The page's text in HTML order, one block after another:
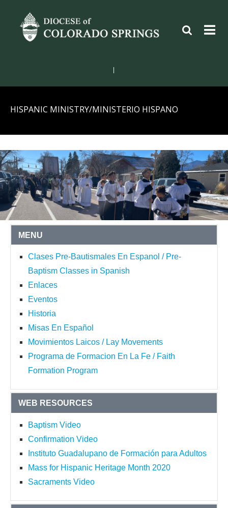
HISPANIC MINISTRY/MINISTERIO HISPANO
MENU
Clases Pre-Bautismales En Espanol / Pre-
Baptism Classes in Spanish
Enlaces
Eventos
Historia
Misas En Español
Movimientos Laicos / Lay Movements
Programa de Formacion En La Fe / Faith
Formation Program
WEB RESOURCES
Baptism Video
Confirmation Video
Instituto Guadalupano de Formación para Adultos
Mass for Hispanic Heritage Month 2020
Sacraments Video